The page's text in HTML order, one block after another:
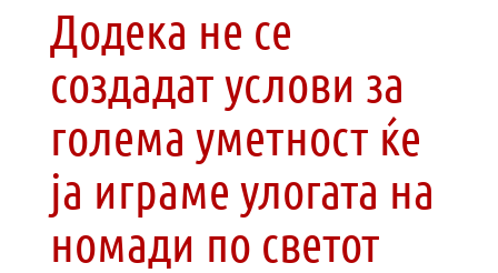
Додека не се
создадат услови за
голема уметност ќе
ја играме улогата на
номади по светот